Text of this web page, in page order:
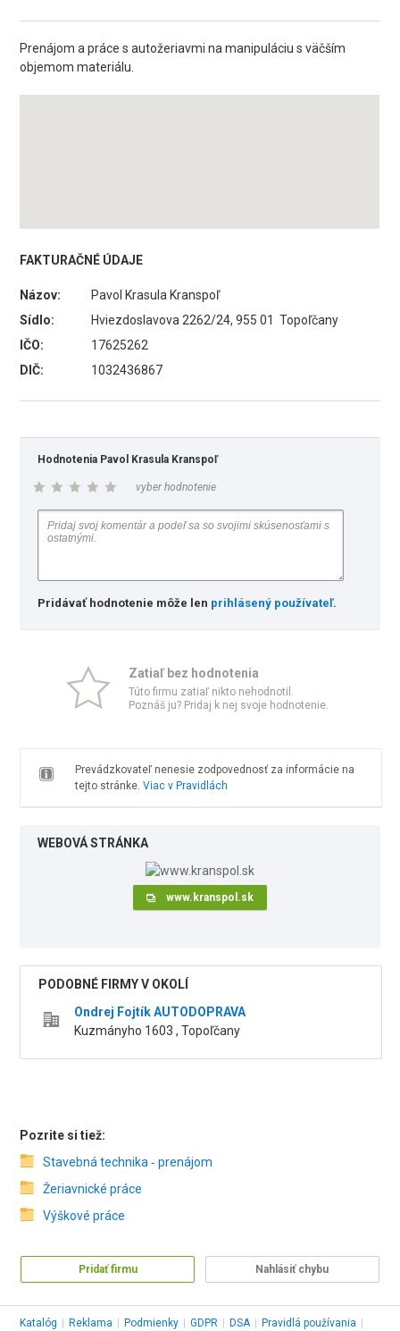
Prenájom a práce s autožeriavmi na manipuláciu s väčším
objemom materiálu.
FAKTURAČNÉ ÚDAJE
Názov:
Pavol Krasula Kranspoľ
Sídlo:
Hviezdoslavova 2262/24, 955 01 Topoľčany
IČO:
17625262
DIČ:
1032436867
Hodnotenia Pavol Krasula Kranspoľ
vyber hodnotenie
Pridávať hodnotenie môže len prihlásený používateľ.
Zatiaľ bez hodnotenia
Túto firmu zatiaľ nikto nehodnotil.
Poznáš ju? Pridaj k nej svoje hodnotenie.
Prevádzkovateľ nenesie zodpovednosť za informácie na
tejto stránke. Viac v Pravidlách
WEBOVÁ STRÁNKA
www.kranspol.sk
PODOBNÉ FIRMY V OKOLÍ
Ondrej Fojtík AUTODOPRAVA
Kuzmányho 1603 , Topoľčany
Pozrite si tiež:
Stavebná technika ‑ prenájom
Žeriavnické práce
Výškové práce
Pridať firmu Nahlásiť chybu
Katalóg Reklama Podmienky GDPR DSA Pravidlá používania